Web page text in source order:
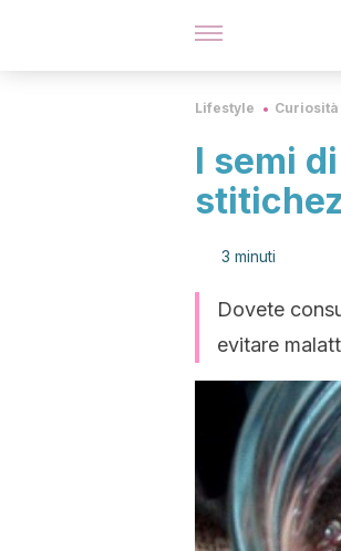
Lifestyle Curiosità
I semi
3 minuti
Dovete
evitare